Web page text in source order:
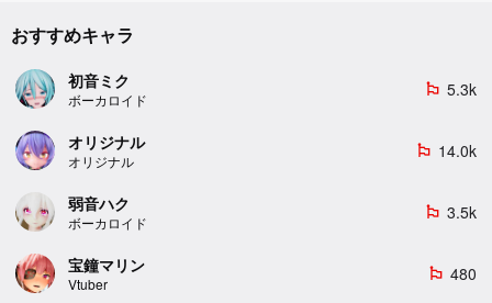
おすすめキャラ
初音ミク
ボーカロイド
emoji_flags 5.3k
オリジナル
オリジナル
emoji_flags 14.0k
弱音ハク
ボーカロイド
emoji_flags 3.5k
宝鐘マリン
Vtuber
emoji_flags 480